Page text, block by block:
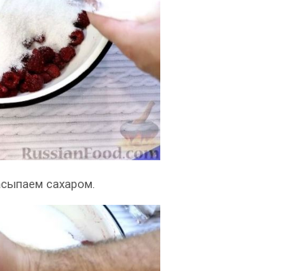
сахаром.